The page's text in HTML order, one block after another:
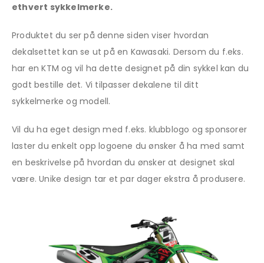
ethvert sykkelmerke.
Produktet du ser på denne siden viser hvordan
dekalsettet kan se ut på en Kawasaki. Dersom du f.eks.
har en KTM og vil ha dette designet på din sykkel kan du
godt bestille det. Vi tilpasser dekalene til ditt
sykkelmerke og modell.
Vil du ha eget design med f.eks. klubblogo og sponsorer
laster du enkelt opp logoene du ønsker å ha med samt
en beskrivelse på hvordan du ønsker at designet skal
være. Unike design tar et par dager ekstra å produsere.